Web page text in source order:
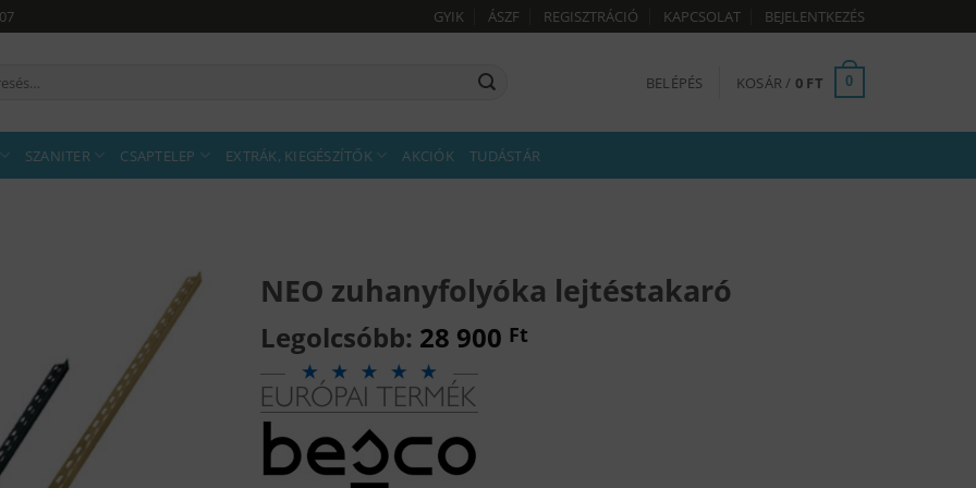
GYIK ÁSZF REGISZTRÁCIÓ KAPCSOLAT BEJELENTKEZÉS
BELÉPÉS KOSÁR / 0 FT 0
SZANITER CSAPTELEP EXTRÁK, KIEGÉSZÍTŐK AKCIÓK TUDÁSTÁR
NEO zuhanyfolyóka lejtéstakaró
Legolcsóbb: 28 900 Ft